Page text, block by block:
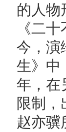
的人物
《二
今，演
生》中
年，在
限制
赵亦骥